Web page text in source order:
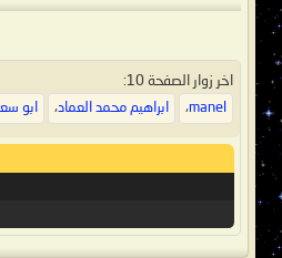
اخر زوار الصفحة 10:
manel، ابراهيم محمد العماد، ابو